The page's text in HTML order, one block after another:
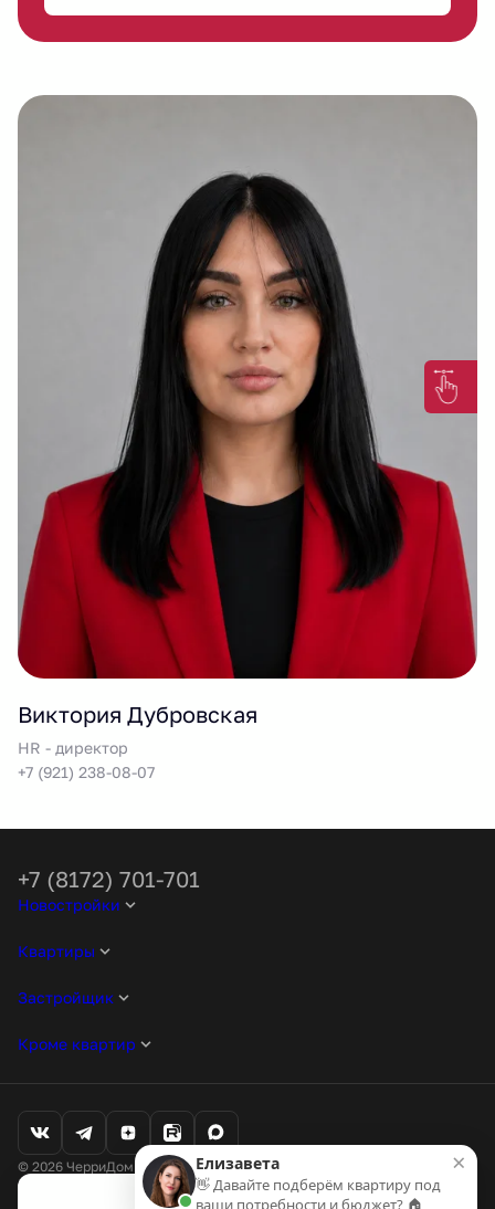
Виктория Дубровская
HR - директор
+7 (921) 238-08-07
Новостройки
Квартиры
Застройщик
Кроме квартир
+7 (8172) 701-701
© 2026 ЧерриДом. Все права защищены
Любая информация, представленная на данном сайте, носит
исключительно информационный характер и ни при каких условиях
×
Елизавета
👋 Давайте подберём квартиру под
ваши потребности и бюджет? 🏠